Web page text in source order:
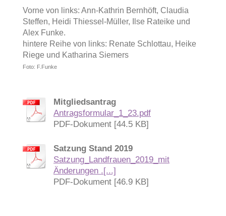
Vorne von links: Ann-Kathrin Bernhöft, Claudia
Steffen, Heidi Thiessel-Müller, Ilse Rateike und
Alex Funke.
hintere Reihe von links: Renate Schlottau, Heike
Riege und Katharina Siemers
Foto: F.Funke
Mitgliedsantrag
Antragsformular_1_23.pdf
PDF-Dokument [44.5 KB]
Satzung Stand 2019
Satzung_Landfrauen_2019_mit
Änderungen .[...]
PDF-Dokument [46.9 KB]